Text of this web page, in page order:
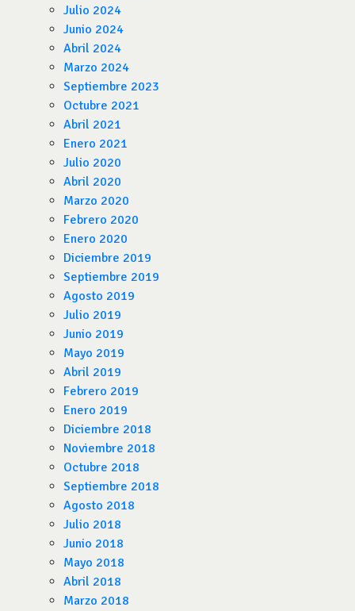
Julio 2024
Junio 2024
Abril 2024
Marzo 2024
Septiembre 2023
Octubre 2021
Abril 2021
Enero 2021
Julio 2020
Abril 2020
Marzo 2020
Febrero 2020
Enero 2020
Diciembre 2019
Septiembre 2019
Agosto 2019
Julio 2019
Junio 2019
Mayo 2019
Abril 2019
Febrero 2019
Enero 2019
Diciembre 2018
Noviembre 2018
Octubre 2018
Septiembre 2018
Agosto 2018
Julio 2018
Junio 2018
Mayo 2018
Abril 2018
Marzo 2018